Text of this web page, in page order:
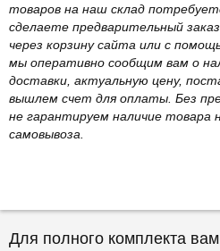
товаров на наш склад
сделаете предварительный
через корзину сайта или с
мы оперативно сообщим вам о
доставки, актуальную цену,
вышлем счет для оплаты. Без
не гарантируем наличие товара
самовывоза.
Для полного комплекта